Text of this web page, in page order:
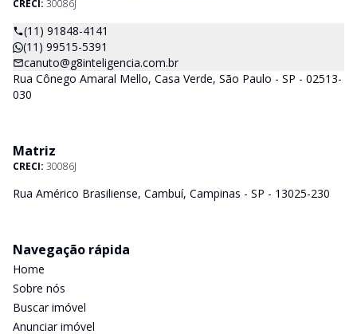
CRECI: 30086J
(11) 91848-4141
(11) 99515-5391
canuto@g8inteligencia.com.br
Rua Cônego Amaral Mello, Casa Verde, São Paulo - SP - 02513-
030
Matriz
CRECI: 30086J
Rua Américo Brasiliense, Cambuí, Campinas - SP - 13025-230
Navegação rápida
Home
Sobre nós
Buscar imóvel
Anunciar imóvel